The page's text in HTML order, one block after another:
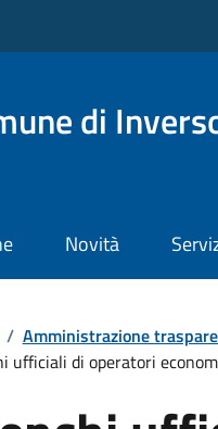
di
Novità
/ Amministrazione
ufficiali di operatori